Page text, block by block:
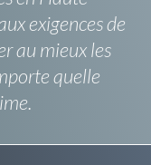
exigences de
au mieux les
quelle